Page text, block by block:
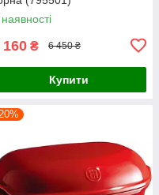
160 ₴ 6 450 ₴
Купити